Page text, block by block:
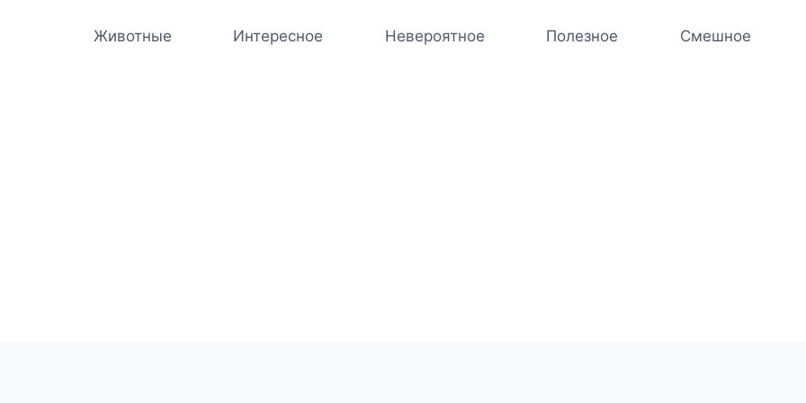
Животные Интересное Невероятное Полезное Смешное